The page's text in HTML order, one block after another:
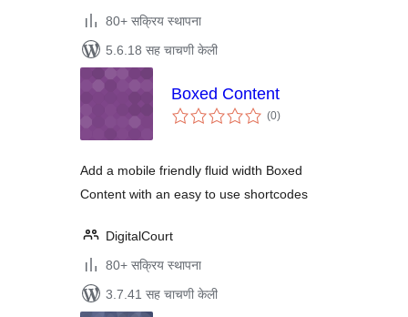
80+ सक्रिय स्थापना
5.6.18 सह चाचणी केली
Boxed Content
(0एकूण
मूल्यांकन
)
Add a mobile friendly fluid width Boxed
Content with an easy to use shortcodes
DigitalCourt
80+ सक्रिय स्थापना
3.7.41 सह चाचणी केली